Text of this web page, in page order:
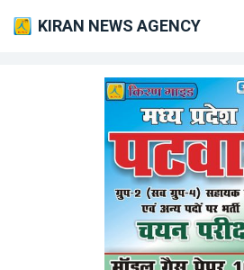
KIRAN NEWS AGENCY